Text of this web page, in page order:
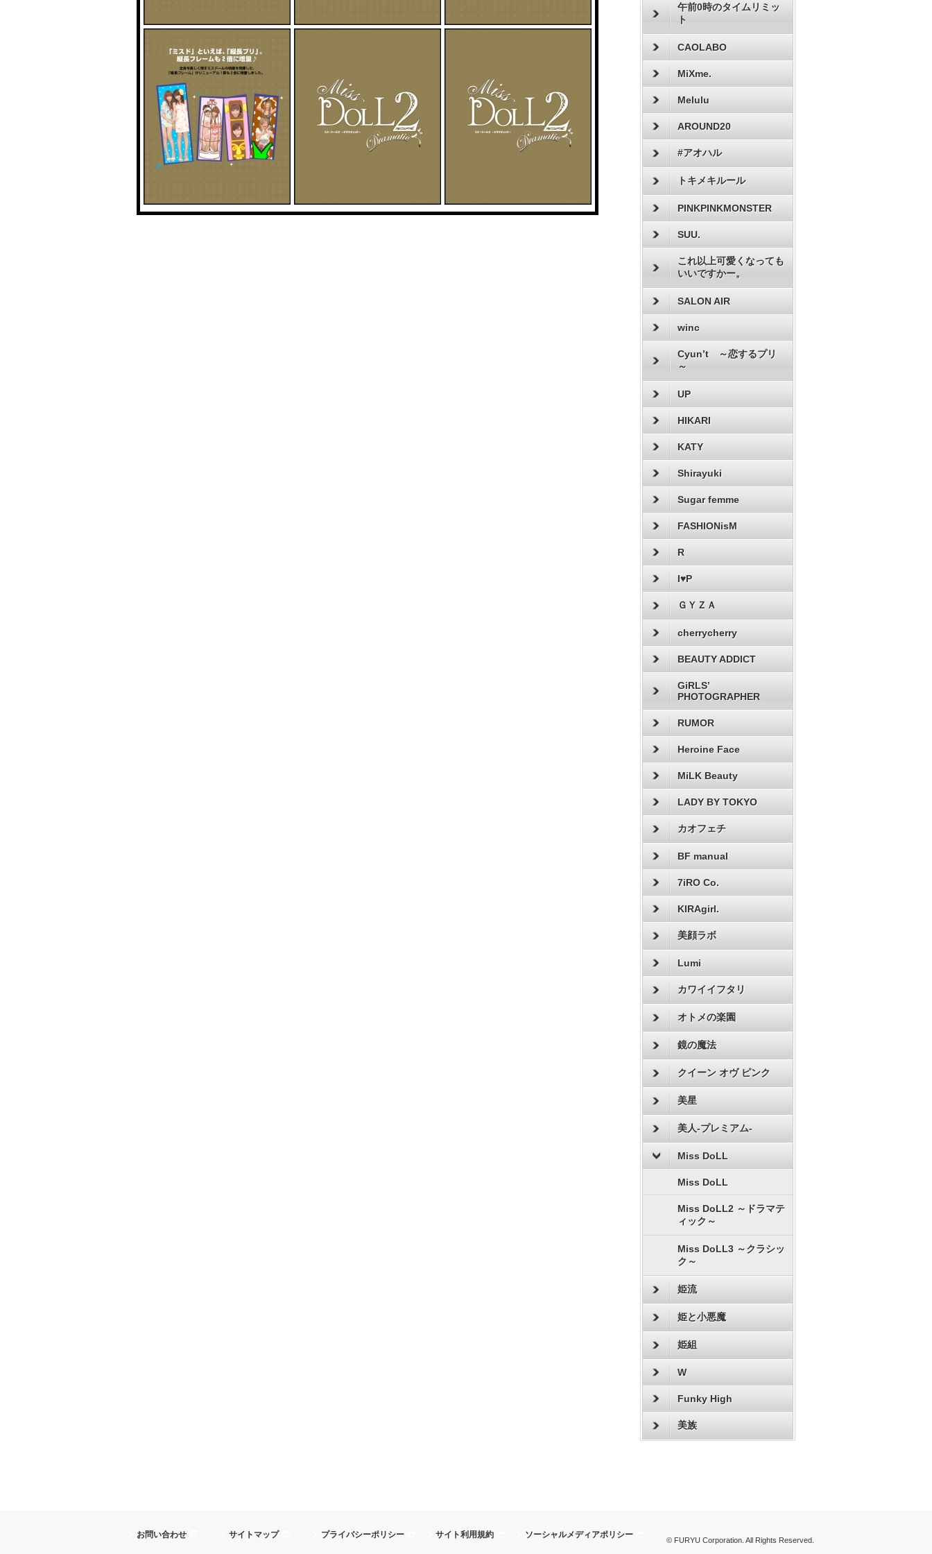
午前0時のタイムリミッ
ト
CAOLABO
MiXme.
Melulu
AROUND20
#アオハル
トキメキルール
PINKPINKMONSTER
SUU.
これ以上可愛くなっても
いいですかー。
SALON AIR
winc
Cyun’t ～恋するプリ
～
UP
HIKARI
KATY
Shirayuki
Sugar femme
FASHIONisM
R
I♥P
ＧＹＺＡ
cherrycherry
BEAUTY ADDICT
GiRLS’
PHOTOGRAPHER
RUMOR
Heroine Face
MiLK Beauty
LADY BY TOKYO
カオフェチ
BF manual
7iRO Co.
KIRAgirl.
美顔ラボ
Lumi
カワイイフタリ
オトメの楽園
鏡の魔法
クイーン オヴ ピンク
美星
美人-プレミアム-
Miss DoLL
Miss DoLL
Miss DoLL2 ～ドラマテ
ィック～
Miss DoLL3 ～クラシッ
ク～
姫流
姫と小悪魔
姫組
W
Funky High
美族
お問い合わせ サイトマップ プライバシーポリシー サイト利用規約 ソーシャルメディアポリシー
© FURYU Corporation. All Rights Reserved.